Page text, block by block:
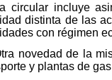
circular incluye
distinta de las
con régimen
novedad de la
y plantas de